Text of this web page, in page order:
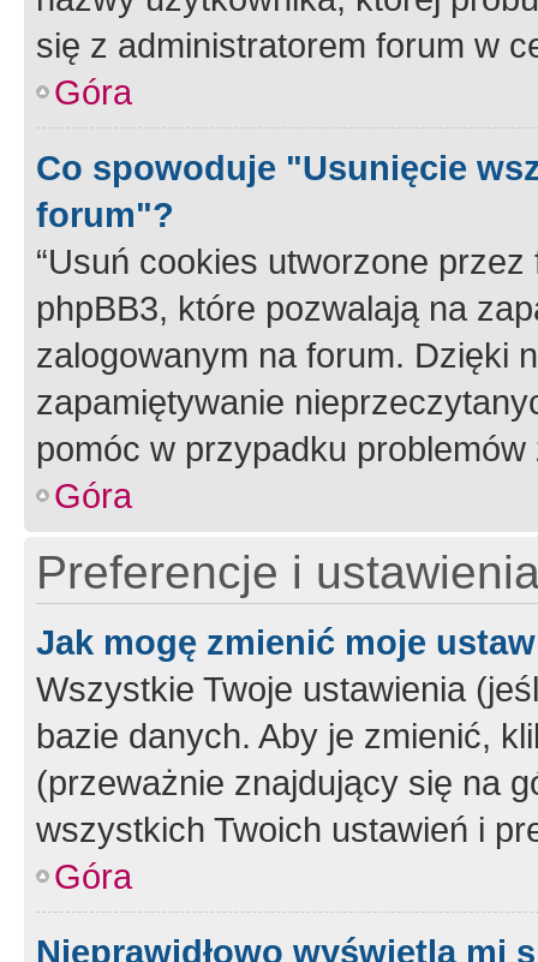
się z administratorem forum w
Góra
Co spowoduje "Usunięcie
forum"?
“Usuń cookies utworzone
phpBB3, które pozwalają na
zalogowanym na forum. Dzięki
zapamiętywanie
pomóc w przypadku
Góra
Preferencje i
Jak mogę zmienić moje
Wszystkie Twoje ustawienia
bazie danych. Aby je zmienić,
(przeważnie znajdujący się na
wszystkich Twoich ustawień i
Góra
Nieprawidłowo wyświetla mi